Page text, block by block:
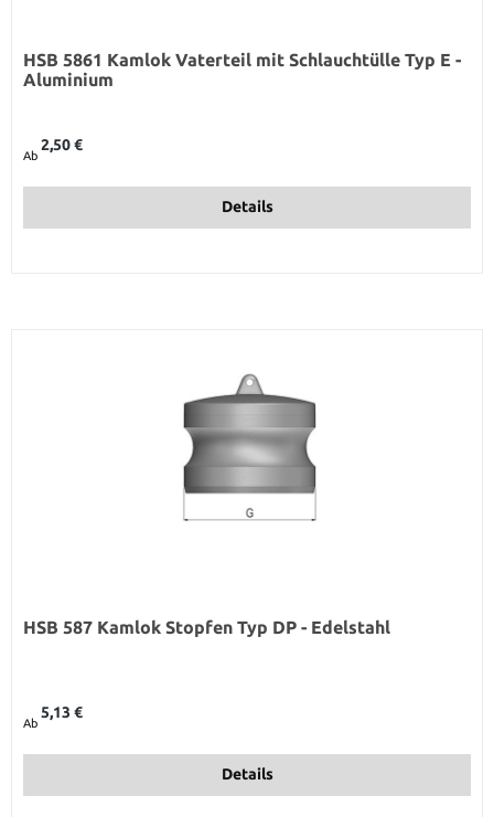
HSB 5861 Kamlok Vaterteil mit Schlauchtülle Typ E -
Aluminium
Ab
2,50 €
Details
HSB 587 Kamlok Stopfen Typ DP - Edelstahl
Ab
5,13 €
Details